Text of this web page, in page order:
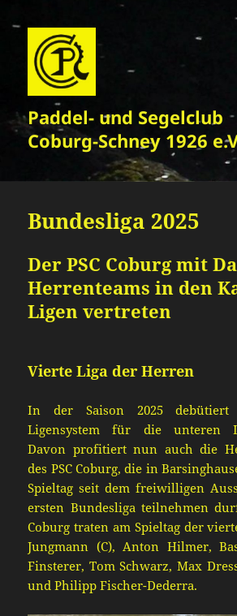
Paddel- und Segelclub
Coburg-Schney 1926
Bundesliga 2025
Der PSC Coburg mit
Herrenteams in den
Ligen vertreten
Vierte Liga der Herren
In der Saison 2025 debütiert
Ligensystem für die unteren
Davon profitiert nun auch die
des PSC Coburg, die in
Spieltag seit dem freiwilligen
ersten Bundesliga teilnehmen
Coburg traten am Spieltag der
Jungmann (C), Anton Hilmer,
Finsterer, Tom Schwarz, Max
und Philipp Fischer-Dederra.